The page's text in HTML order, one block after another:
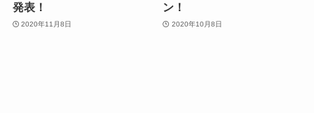
発表！
2020年11月8日
ン！
2020年10月8日